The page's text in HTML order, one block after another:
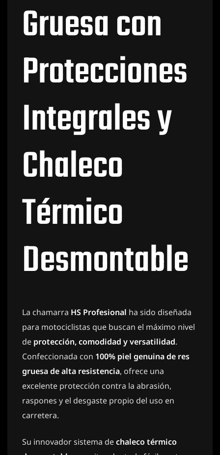
Gruesa con
Protecciones
Integrales y
Chaleco
Térmico
Desmontable
La chamarra HS Profesional ha sido diseñada
para motociclistas que buscan el máximo nivel
de protección, comodidad y versatilidad.
Confeccionada con 100% piel genuina de res
gruesa de alta resistencia, ofrece una
excelente protección contra la abrasión,
raspones y el desgaste propio del uso en
carretera.
Su innovador sistema dechaleco térmico